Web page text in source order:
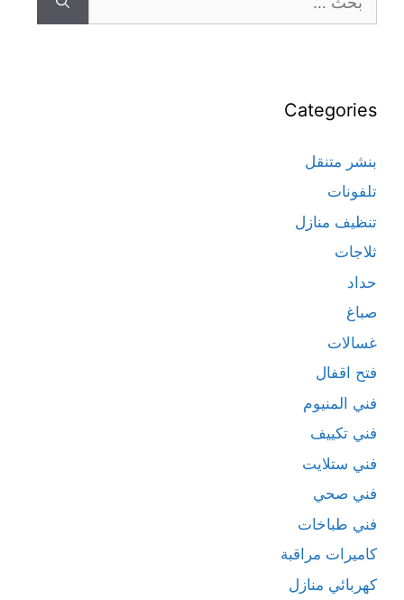
Categories
بنشر متنقل
تلفونات
تنظيف منازل
ثلاجات
حداد
صباغ
غسالات
فتح اقفال
فني المنيوم
فني تكييف
فني ستلايت
فني صحي
فني طباخات
كاميرات مراقبة
كهربائي منازل